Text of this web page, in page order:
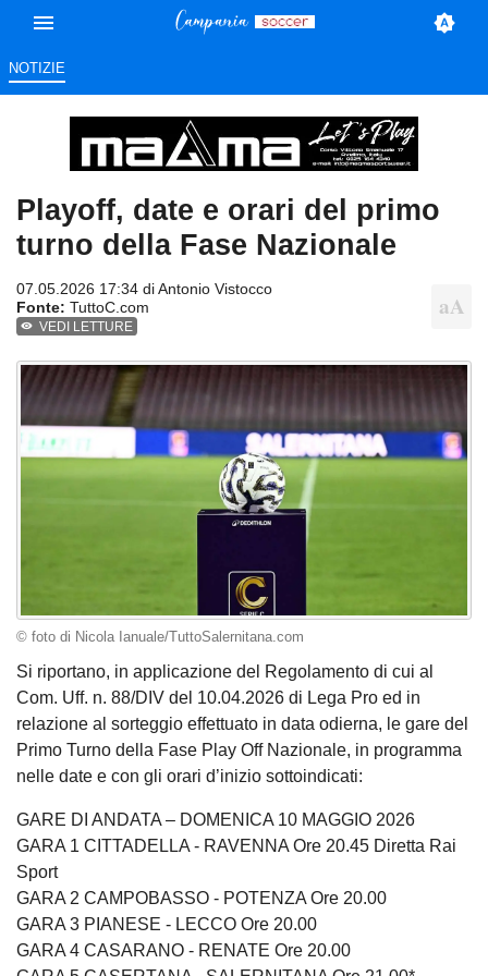
NOTIZIE
Playoff, date e orari del primo
turno della Fase Nazionale
07.05.2026 17:34 diAntonio Vistocco
Fonte: TuttoC.com
VEDI LETTURE
© foto di Nicola Ianuale/TuttoSalernitana.com
Si riportano, in applicazione del Regolamento di cui al
Com. Uff. n. 88/DIV del 10.04.2026 di Lega Pro ed in
relazione al sorteggio effettuato in data odierna, le gare del
Primo Turno della Fase Play Off Nazionale, in programma
nelle date e con gli orari d’inizio sottoindicati:
GARE DI ANDATA – DOMENICA 10 MAGGIO 2026
GARA 1 CITTADELLA - RAVENNA Ore 20.45 Diretta Rai
Sport
GARA 2 CAMPOBASSO - POTENZA Ore 20.00
GARA 3 PIANESE - LECCO Ore 20.00
GARA 4 CASARANO - RENATE Ore 20.00